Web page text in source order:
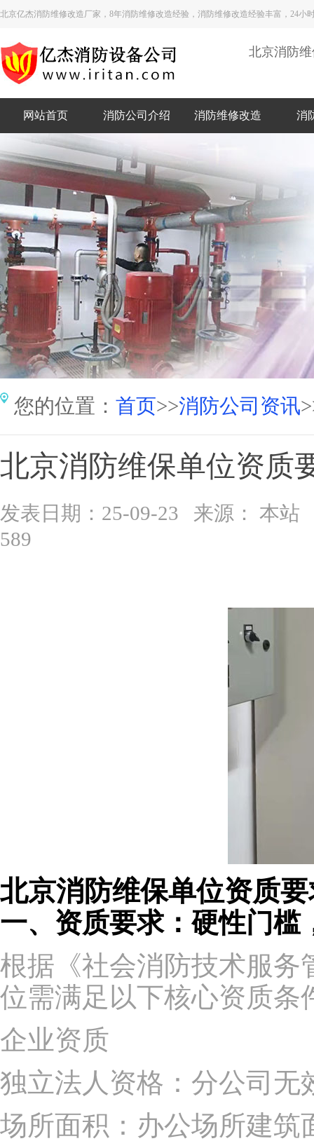
北京亿杰消防维修改造厂家，8年消防维修改造经验，消防维修改造经验丰富，24小
北京消防
网站首页 消防公司介绍 消防维修改造 消
您的位置： 首页>>消防公司资讯
北京消防维保单位资质
发表日期：25-09-23 来源： 本
589
北京消防维保单位资质
一、资质要求：硬性门槛
根据《社会消防技术服务
位需满足以下核心资质条
企业资质
独立法人资格：分公司无
场所面积：办公场所建筑